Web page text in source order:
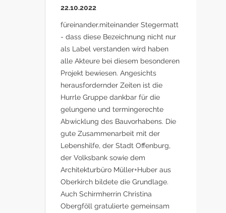
22.10.2022
füreinander.miteinander Stegermatt
- dass diese Bezeichnung nicht nur
als Label verstanden wird haben
alle Akteure bei diesem besonderen
Projekt bewiesen. Angesichts
herausfordernder Zeiten ist die
Hurrle Gruppe dankbar für die
gelungene und termingerechte
Abwicklung des Bauvorhabens. Die
gute Zusammenarbeit mit der
Lebenshilfe, der Stadt Offenburg,
der Volksbank sowie dem
Architekturbüro Müller+Huber aus
Oberkirch bildete die Grundlage.
Auch Schirmherrin Christina
Obergföll gratulierte gemeinsam